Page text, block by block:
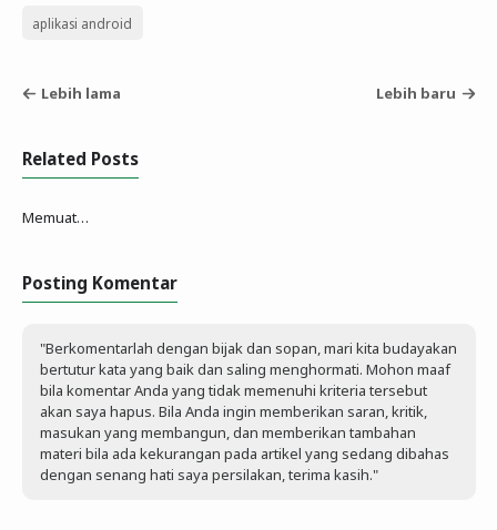
aplikasi android
Lebih lama Lebih baru
Related Posts
Memuat…
Posting Komentar
"Berkomentarlah dengan bijak dan sopan, mari kita budayakan
bertutur kata yang baik dan saling menghormati. Mohon maaf
bila komentar Anda yang tidak memenuhi kriteria tersebut
akan saya hapus. Bila Anda ingin memberikan saran, kritik,
masukan yang membangun, dan memberikan tambahan
materi bila ada kekurangan pada artikel yang sedang dibahas
dengan senang hati saya persilakan, terima kasih."